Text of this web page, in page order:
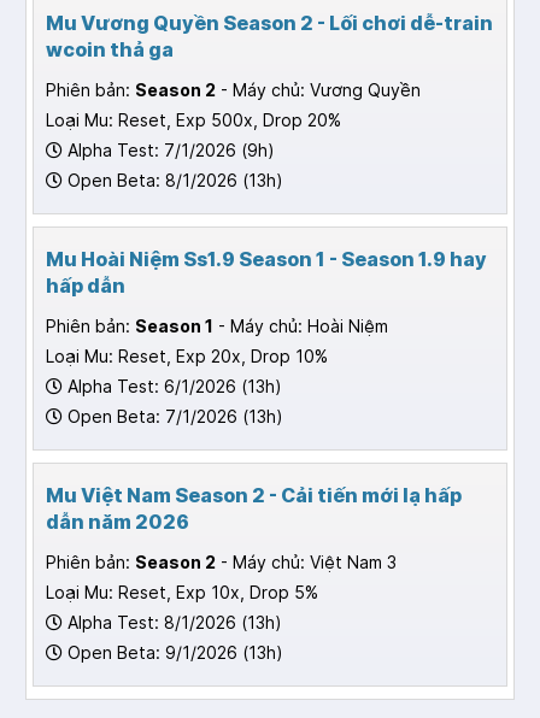
Mu Vương Quyền Season 2 - Lối chơi dễ-train
wcoin thả ga
Phiên bản: Season 2 - Máy chủ: Vương Quyền
Loại Mu: Reset, Exp 500x, Drop 20%
Alpha Test: 7/1/2026 (9h)
Open Beta: 8/1/2026 (13h)
Mu Hoài Niệm Ss1.9 Season 1 - Season 1.9 hay
hấp dẫn
Phiên bản: Season 1 - Máy chủ: Hoài Niệm
Loại Mu: Reset, Exp 20x, Drop 10%
Alpha Test: 6/1/2026 (13h)
Open Beta: 7/1/2026 (13h)
Mu Việt Nam Season 2 - Cải tiến mới lạ hấp
dẫn năm 2026
Phiên bản: Season 2 - Máy chủ: Việt Nam 3
Loại Mu: Reset, Exp 10x, Drop 5%
Alpha Test: 8/1/2026 (13h)
Open Beta: 9/1/2026 (13h)